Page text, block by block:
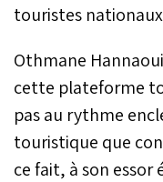
touristes
Othmane
cette plateforme
pas au rythme
touristique que
ce fait, à son essor